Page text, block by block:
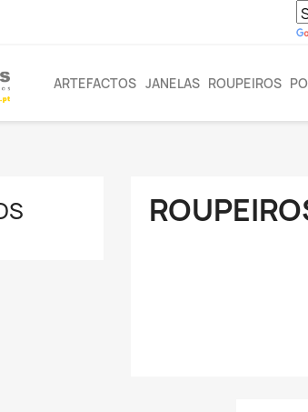
ARTEFACTOS JANELAS ROUPEIROS